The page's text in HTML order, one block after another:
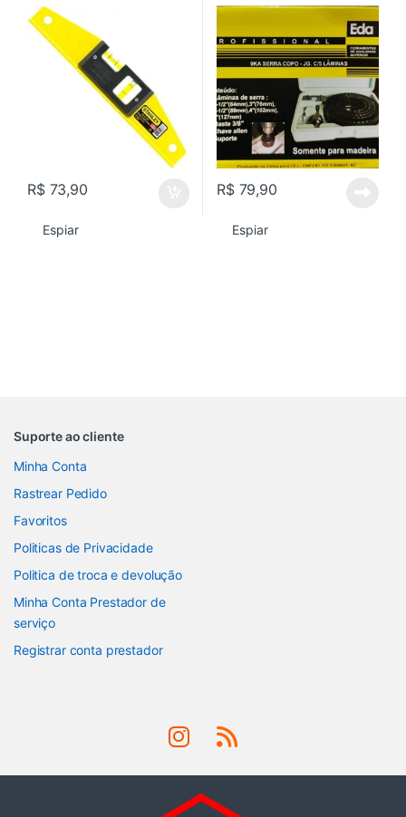
R$73,90
Espiar
R$79,90
Espiar
Suporte ao cliente
Minha Conta
Rastrear Pedido
Favoritos
Politicas de Privacidade
Politica de troca e devolução
Minha Conta Prestador de
serviço
Registrar conta prestador